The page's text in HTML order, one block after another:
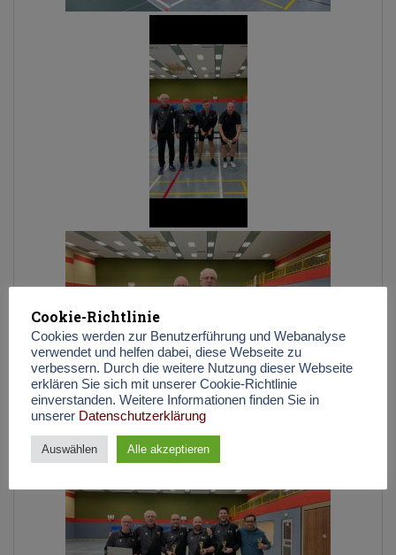
Cookie-Richtlinie
Cookies werden zur Benutzerführung und Webanalyse
verwendet und helfen dabei, diese Webseite zu
verbessern. Durch die weitere Nutzung dieser Webseite
erklären Sie sich mit unserer Cookie-Richtlinie
einverstanden. Weitere Informationen finden Sie in
unserer Datenschutzerklärung
Auswählen Alle akzeptieren